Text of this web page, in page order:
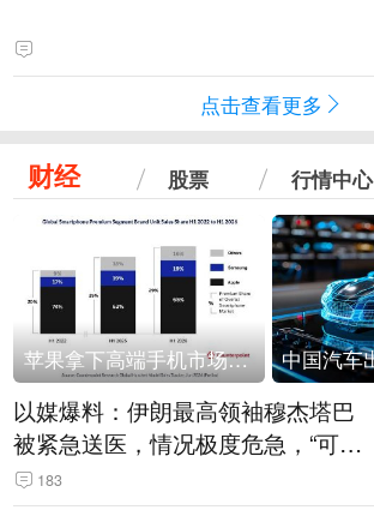
点击查看更多
财经 股票 行情中心
苹果拿下高端手机市场65%的份额：iPhone 17系列功不可没
以媒爆料：伊朗最高领袖穆杰塔巴
被紧急送医，情况极度危急，“可能
随时会死去”
183